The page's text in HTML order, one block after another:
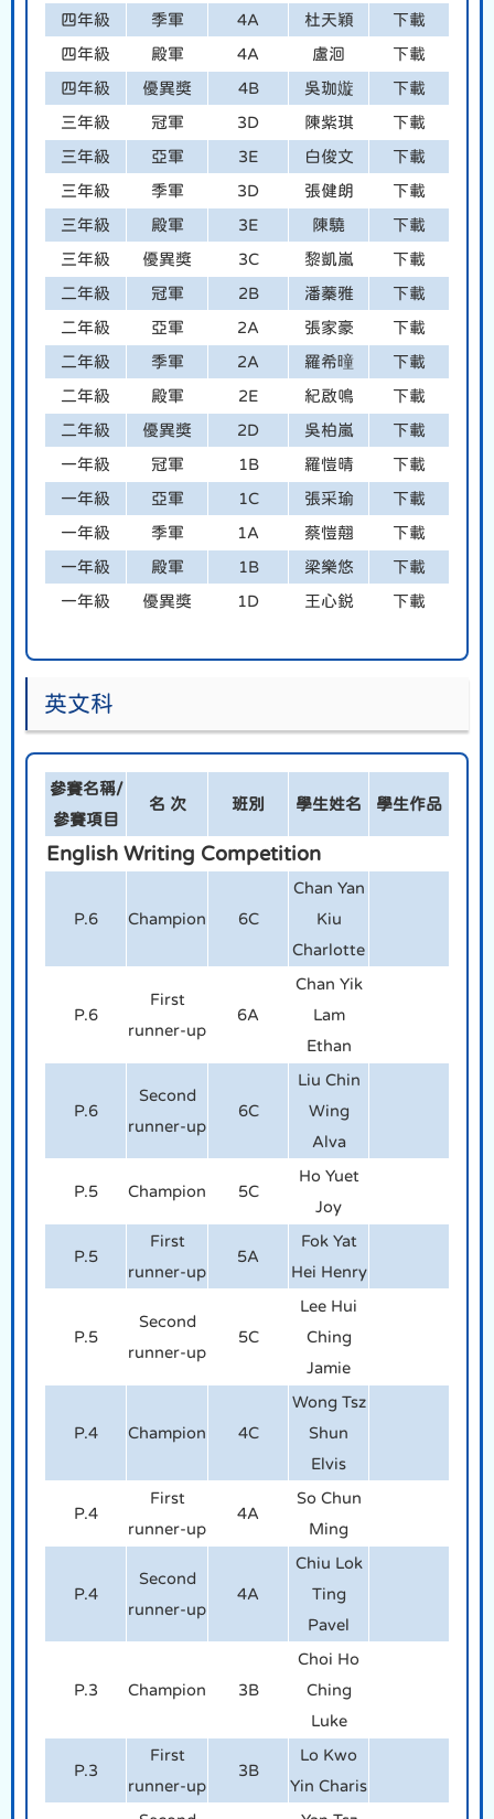
四年級 季軍 4A 杜天穎 下載
四年級 殿軍 4A 盧洄 下載
四年級 優異獎 4B 吳珈嫙 下載
三年級 冠軍 3D 陳紫琪 下載
三年級 亞軍 3E 白俊文 下載
三年級 季軍 3D 張健朗 下載
三年級 殿軍 3E 陳驍 下載
三年級 優異獎 3C 黎凱嵐 下載
二年級 冠軍 2B 潘蓁雅 下載
二年級 亞軍 2A 張家豪 下載
二年級 季軍 2A 羅希曈 下載
二年級 殿軍 2E 紀啟鳴 下載
二年級 優異獎 2D 吳柏嵐 下載
一年級 冠軍 1B 羅愷晴 下載
一年級 亞軍 1C 張采瑜 下載
一年級 季軍 1A 蔡愷翹 下載
一年級 殿軍 1B 梁樂悠 下載
一年級 優異獎 1D 王心鋭 下載
英文科
參賽名稱/
參賽項目
名 次 班別 學生姓名 學生作品
English Writing Competition
P.6 Champion 6C
Chan Yan
Kiu
Charlotte
P.6
First
runner-up
6A
Chan Yik
Lam
Ethan
P.6
Second
runner-up
6C
Liu Chin
Wing
Alva
P.5 Champion 5C
Ho Yuet
Joy
P.5
First
runner-up
5A
Fok Yat
Hei Henry
P.5
Second
runner-up
5C
Lee Hui
Ching
Jamie
P.4 Champion 4C
Wong Tsz
Shun
Elvis
P.4
First
runner-up
4A
So Chun
Ming
P.4
Second
runner-up
4A
Chiu Lok
Ting
Pavel
P.3 Champion 3B
Choi Ho
Ching
Luke
P.3
First
runner-up
3B
Lo Kwo
Yin Charis